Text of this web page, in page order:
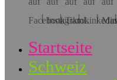
Startseite
Schweiz